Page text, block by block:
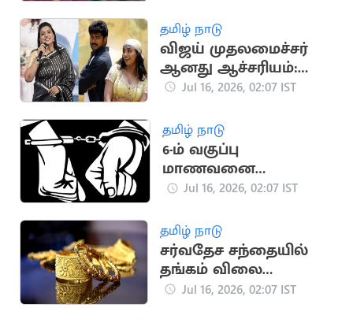
தமிழ் நாடு
விஜய் முதலமைச்சர்
ஆனது ஆச்சரியம்:
ரோஜா பேட்டி
Jul 16, 2026, 02:07 IST
தமிழ் நாடு
6-ம் வகுப்பு
மாணவனை
சுத்தியலால் தாக்கிய
Jul 16, 2026, 02:07 IST
தமிழ் நாடு
சர்வதேச சந்தையில்
தங்கம் விலை
அதிரடியாக
Jul 16, 2026, 02:07 IST